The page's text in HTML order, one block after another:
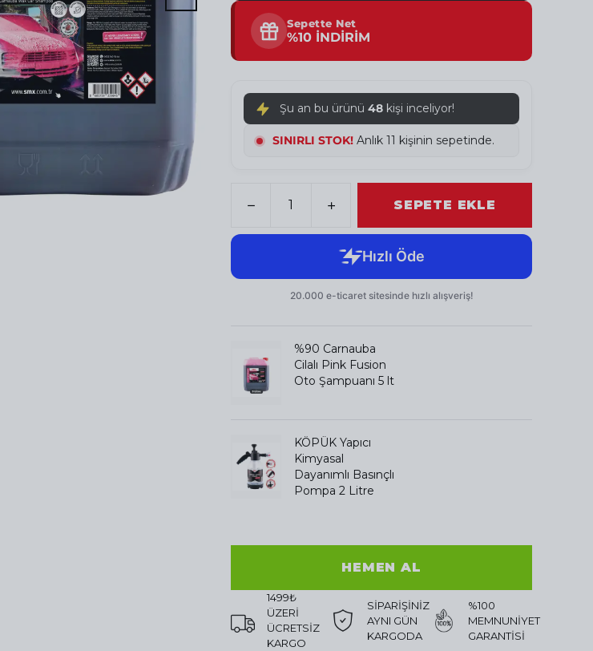
Sepette Net
%10 İNDİRİM
Şu an bu ürünü 48 kişi inceliyor!
SINIRLI STOK! Anlık 12 kişinin sepetinde.
SEPETE EKLE
%90 Carnauba
Cilalı Pink Fusion
Oto Şampuanı 5 lt
KÖPÜK Yapıcı
Kimyasal
Dayanımlı Basınçlı
Pompa 2 Litre
HEMEN AL
1499₺
ÜZERİ
ÜCRETSİZ
KARGO
SİPARİŞİNİZ
AYNI GÜN
KARGODA
%100
MEMNUNİYET
GARANTİSİ